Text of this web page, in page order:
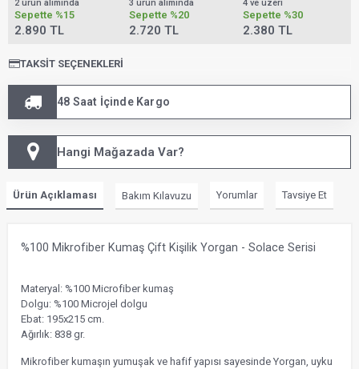
2 ürün alımında
Sepette %15
2.890 TL
3 ürün alımında
Sepette %20
2.720 TL
4 ve üzeri
Sepette %30
2.380 TL
TAKSIT SEÇENEKLERI
48 Saat İçinde Kargo
Hangi Mağazada Var?
Ürün Açıklaması Bakım Kılavuzu Yorumlar Tavsiye Et
%100 Mikrofiber Kumaş Çift Kişilik Yorgan - Solace Serisi
Materyal: %100 Microfiber kumaş
Dolgu: %100 Microjel dolgu
Ebat: 195x215 cm.
Ağırlık: 838 gr.
Mikrofiber kumaşın yumuşak ve hafif yapısı sayesinde Yorgan, uyku